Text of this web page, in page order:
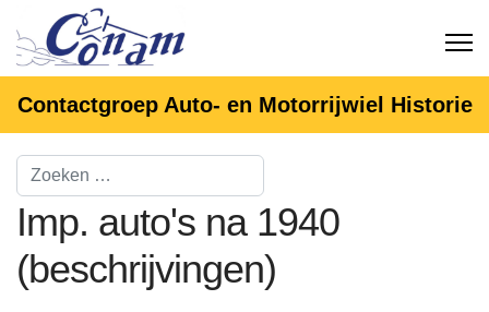
Contactgroep Auto- en Motorrijwiel Historie
Imp. auto's na 1940
(beschrijvingen)